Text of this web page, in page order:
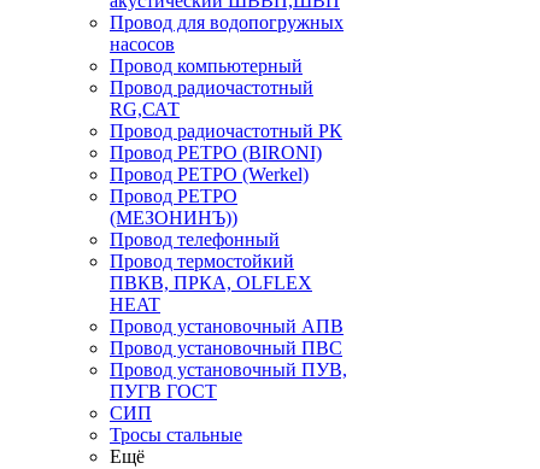
Провод для водопогружных
насосов
Провод компьютерный
Провод радиочастотный
RG,САТ
Провод радиочастотный РК
Провод РЕТРО (BIRONI)
Провод РЕТРО (Werkel)
Провод РЕТРО
(МЕЗОНИНЪ))
Провод телефонный
Провод термостойкий
ПВКВ, ПРКА, OLFLEX
HEAT
Провод установочный АПВ
Провод установочный ПВС
Провод установочный ПУВ,
ПУГВ ГОСТ
СИП
Тросы стальные
Ещё